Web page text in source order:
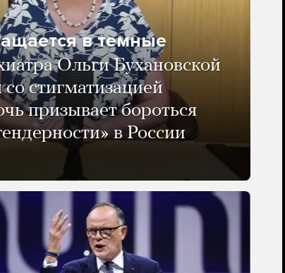
в темные
Ольги Бухановской
стигматизацией
призывает бороться
в России